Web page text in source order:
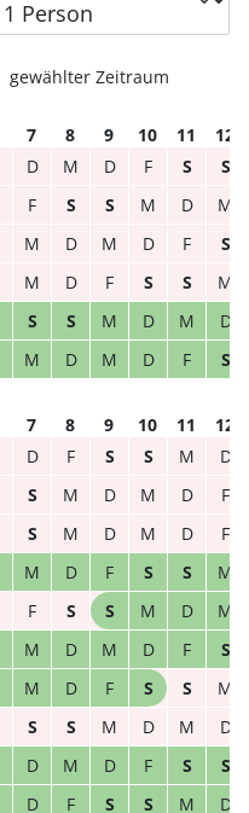
gewählter Zeitraum
7 8 9 10 11
12
D M D F S
S
F S S M D
M
M D M D F
S
M D F S S
M
S S M D M
D
M D M D F S
7 8 9 10 11
12
D F S S M
D
S M D M D
F
S M D M D
F
M D F S S
M
F S S M D
M
M D M D F
S
M D F S S
M
S S M D M
D
D M D F S
S
D F S S M D